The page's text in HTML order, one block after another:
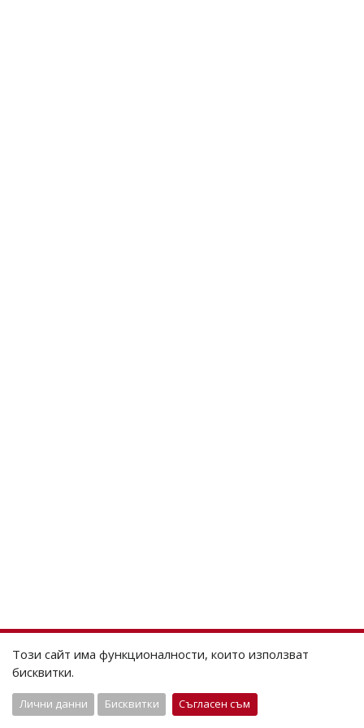
Този сайт има функционалности, които използват
бисквитки.
Лични данни Бисквитки Съгласен съм